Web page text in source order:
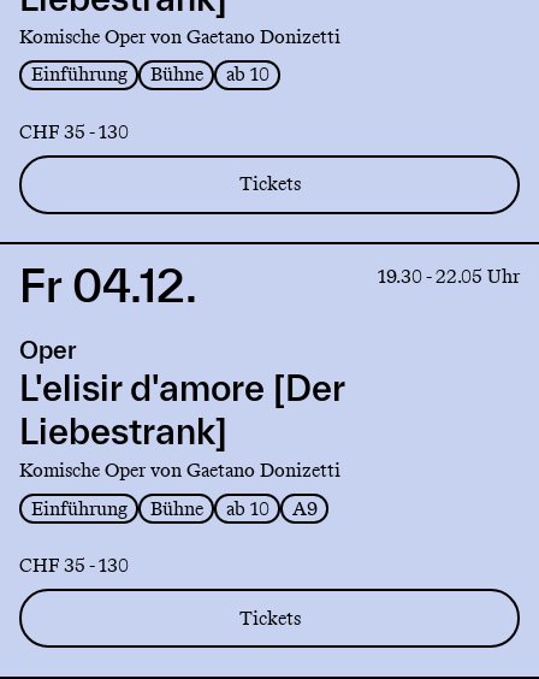
Komische Oper von Gaetano Donizetti
Einführung
Bühne ab 10
CHF 35 - 130
Tickets
Link
L'elisir
d'amore
[Der
Liebestrank]
Fr 04.12. 19.30 - 22.05 Uhr
Oper
L'elisir d'amore [Der
Liebestrank]
Komische Oper von Gaetano Donizetti
Einführung
Bühne ab 10 A9
CHF 35 - 130
Tickets